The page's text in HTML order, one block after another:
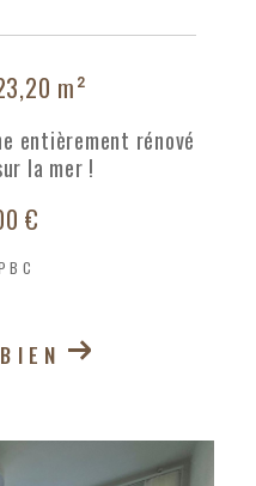
m²
entièrement rénové
la mer !
€